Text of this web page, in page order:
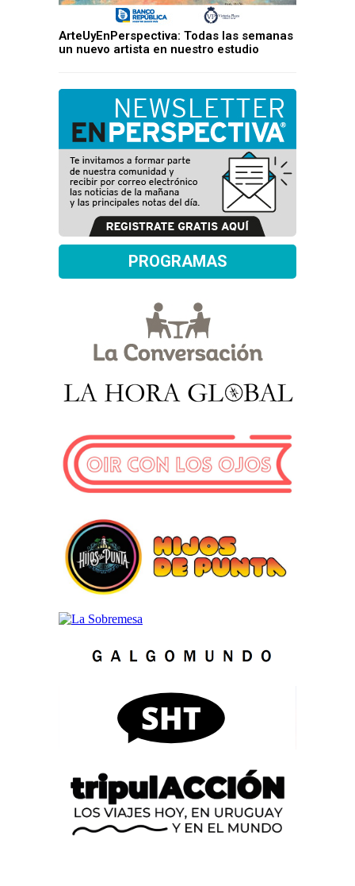
ArteUyEnPerspectiva: Todas las semanas
un nuevo artista en nuestro estudio
PROGRAMAS